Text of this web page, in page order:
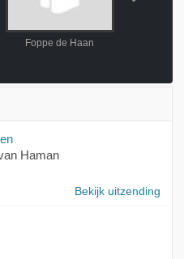
Foppe de Haan
Haman
Bekijk uitzending